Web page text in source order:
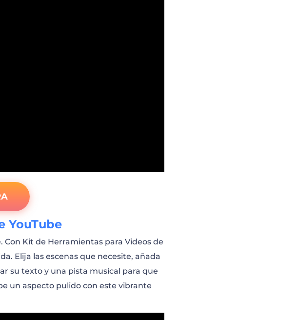
YouTube
Kit de Herramientas para Videos de
Elija las escenas que necesite, añada
su texto y una pista musical para que
un aspecto pulido con este vibrante